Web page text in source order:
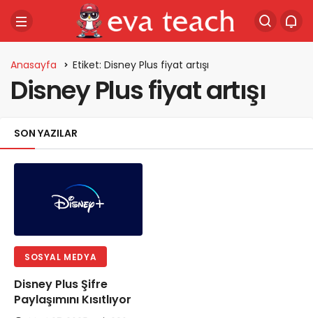
Anasayfa Etiket: Disney Plus fiyat artışı
Disney Plus fiyat artışı
SON YAZILAR
SOSYAL MEDYA
Disney Plus Şifre
Paylaşımını Kısıtlıyor